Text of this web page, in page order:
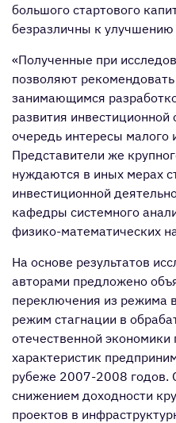
большого стартового
безразличны к
«Полученные при
позволяют
занимающимся
развития
очередь интересы малого
Представители же
нуждаются в иных мерах
инвестиционной
кафедры системного
физико-математических
На основе результатов
авторами предложено
переключения из режима
режим стагнации в
отечественной экономики
характеристик
рубеже 2007-2008 годов.
снижением доходности
проектов в